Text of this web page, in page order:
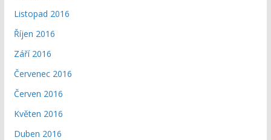
Listopad 2016
Říjen 2016
Září 2016
Červenec 2016
Červen 2016
Květen 2016
Duben 2016